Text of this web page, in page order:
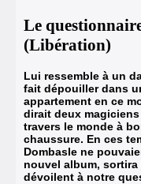
Le
(Libération)
Lui ressemble à un
fait dépouiller dans
appartement en ce
dirait deux
travers le monde à
chaussure. En ces
Dombasle ne
nouvel album,
dévoilent à notre